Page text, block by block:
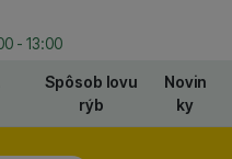
- 13:00
Spôsob lovu
rýb
Novin
ky